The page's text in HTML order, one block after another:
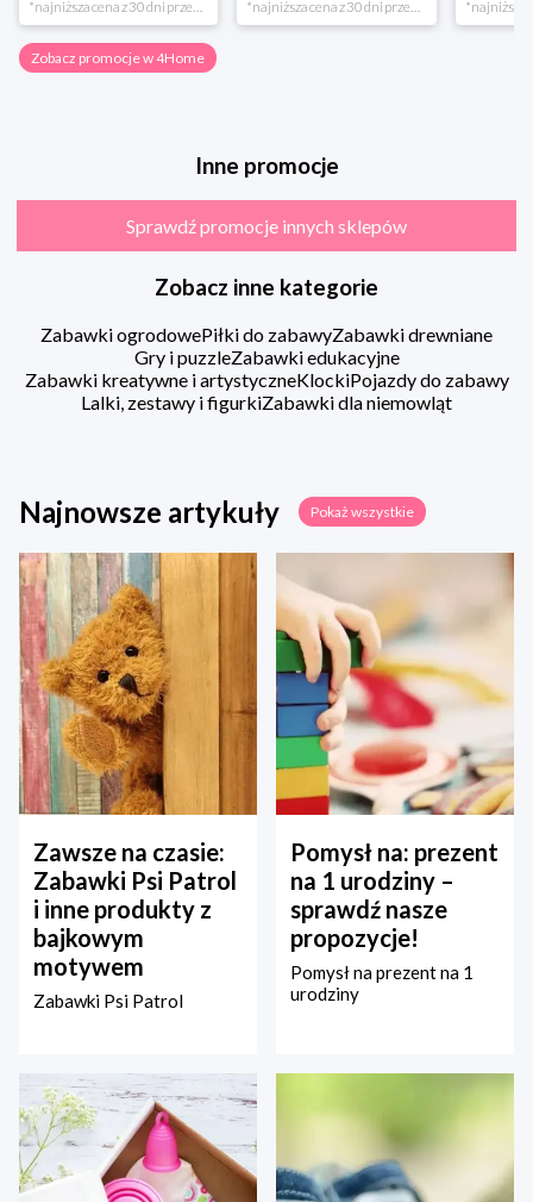
Zobacz promocje w 4Home
Inne promocje
Sprawdź promocje innych sklepów
Zobacz inne kategorie
Zabawki ogrodowePiłki do zabawyZabawki drewniane
Gry i puzzleZabawki edukacyjne
Zabawki kreatywne i artystyczneKlockiPojazdy do zabawy
Lalki, zestawy i figurkiZabawki dla niemowląt
Najnowsze artykuły Pokaż wszystkie
Zawsze na czasie:
Zabawki Psi Patrol
i inne produkty z
bajkowym
motywem
Zabawki Psi Patrol
Pomysł na: prezent
na 1 urodziny –
sprawdź nasze
propozycje!
Pomysł na prezent na 1
urodziny